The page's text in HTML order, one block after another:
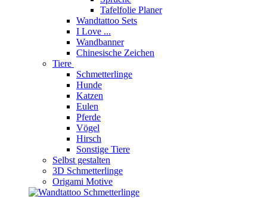
Tafelfolie Planer
Wandtattoo Sets
I Love ...
Wandbanner
Chinesische Zeichen
Tiere
Schmetterlinge
Hunde
Katzen
Eulen
Pferde
Vögel
Hirsch
Sonstige Tiere
Selbst gestalten
3D Schmetterlinge
Origami Motive